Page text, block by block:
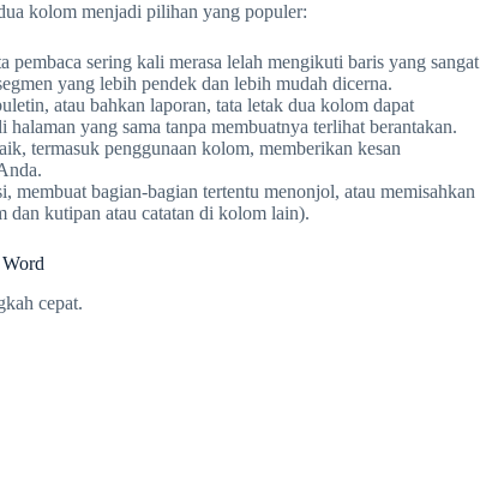
kolom menjadi pilihan yang populer:
pembaca sering kali merasa lelah mengikuti baris yang sangat
yang lebih pendek dan lebih mudah dicerna.
atau bahkan laporan, tata letak dua kolom dapat
yang sama tanpa membuatnya terlihat berantakan.
termasuk penggunaan kolom, memberikan kesan
membuat bagian-bagian tertentu menonjol, atau memisahkan
dan kutipan atau catatan di kolom lain).
cepat.